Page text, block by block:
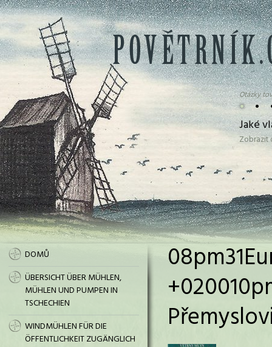
• •
Otázky
Jaké
DOMŮ
ÜBERSICHT ÜBER MÜHLEN,
MÜHLEN UND PUMPEN IN
TSCHECHIEN
WINDMÜHLEN FÜR DIE
ÖFFENTLICHKEIT ZUGÄNGLICH